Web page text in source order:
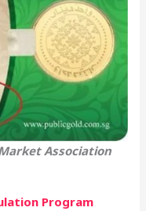
Association
Program